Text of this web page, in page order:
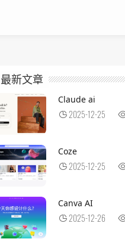
最新文章
Claude ai
2025-12-25
Coze
2025-12-25
​Canva AI
2025-12-26